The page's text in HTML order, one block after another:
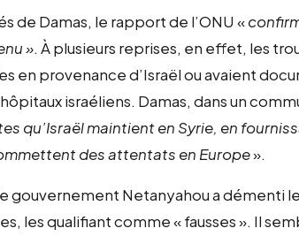
de Damas, le rapport de l’ONU «
». À plusieurs reprises, en effet, les
en provenance d’Israël ou avaient
israéliens. Damas, dans un
qu’Israël maintient en Syrie, en
des attentats en Europe».
gouvernement Netanyahou a démenti
les qualifiant comme « fausses ». Il